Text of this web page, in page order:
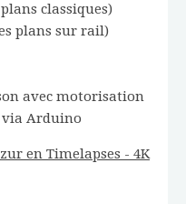
classiques)
plans sur rail)
avec motorisation
Arduino
en Timelapses - 4K